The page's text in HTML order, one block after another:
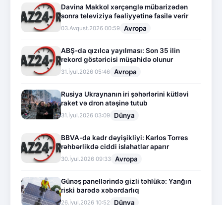
Davina Makkol xərçənglə mübarizədən
sonra televiziya fəaliyyətinə fasilə verir
03.Avqust.2026 00:59 Avropa
ABŞ-da qızılca yayılması: Son 35 ilin
rekord göstəricisi müşahidə olunur
31.İyul.2026 05:46 Avropa
Rusiya Ukraynanın iri şəhərlərini kütləvi
raket və dron atəşinə tutub
31.İyul.2026 03:09 Dünya
BBVA-da kadr dəyişikliyi: Karlos Torres
rəhbərlikdə ciddi islahatlar aparır
30.İyul.2026 09:33 Avropa
Günəş panellərində gizli təhlükə: Yanğın
riski barədə xəbərdarlıq
26.İyul.2026 10:52 Dünya